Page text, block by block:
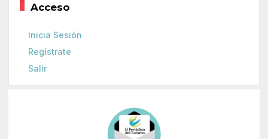
Acceso
Inicia Sesión
Regístrate
Salir